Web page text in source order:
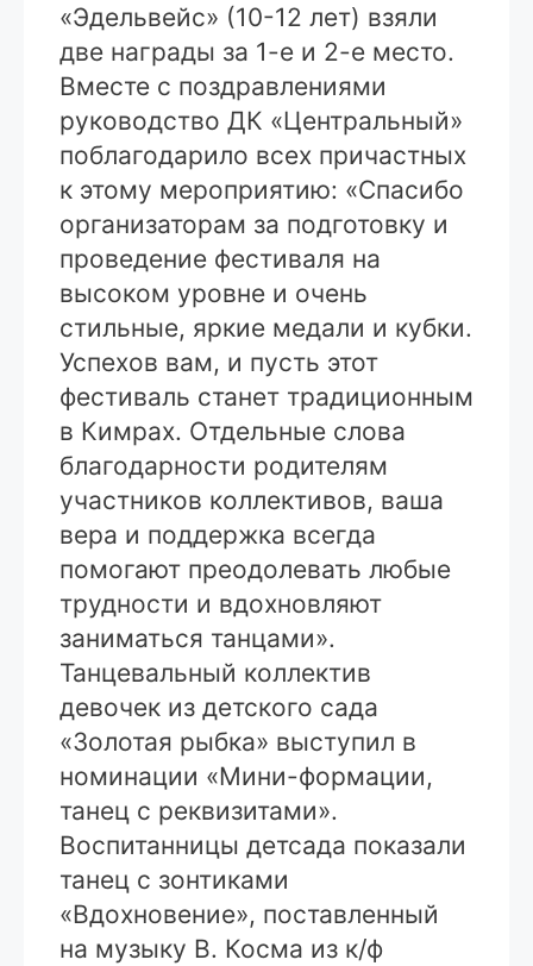
«Эдельвейс» (10-12 лет) взяли
две награды за 1-е и 2-е место.
Вместе с поздравлениями
руководство ДК «Центральный»
поблагодарило всех причастных
к этому мероприятию: «Спасибо
организаторам за подготовку и
проведение фестиваля на
высоком уровне и очень
стильные, яркие медали и кубки.
Успехов вам, и пусть этот
фестиваль станет традиционным
в Кимрах. Отдельные слова
благодарности родителям
участников коллективов, ваша
вера и поддержка всегда
помогают преодолевать любые
трудности и вдохновляют
заниматься танцами».
Танцевальный коллектив
девочек из детского сада
«Золотая рыбка» выступил в
номинации «Мини-формации,
танец с реквизитами».
Воспитанницы детсада показали
танец с зонтиками
«Вдохновение», поставленный
на музыку В. Косма из к/ф